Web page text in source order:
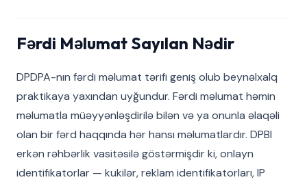
Fərdi Məlumat Sayılan Nədir
DPDPA-nın fərdi məlumat tərifi geniş olub beynəlxalq
praktikaya yaxından uyğundur. Fərdi məlumat həmin
məlumatla müəyyənləşdirilə bilən və ya onunla əlaqəli
olan bir fərd haqqında hər hansı məlumatlardır. DPBI
erkən rəhbərlik vasitəsilə göstərmişdir ki, onlayn
identifikatorlar — kukilər, reklam identifikatorları, IP